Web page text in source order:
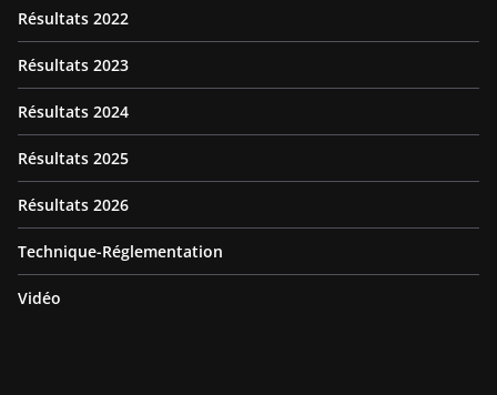
Résultats 2022
Résultats 2023
Résultats 2024
Résultats 2025
Résultats 2026
Technique-Réglementation
Vidéo